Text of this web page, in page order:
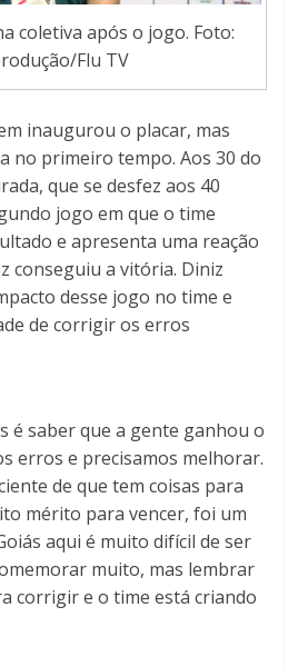
coletiva após o jogo. Foto:
Flu TV
inaugurou o placar, mas
no primeiro tempo. Aos 30 do
que se desfez aos 40
jogo em que o time
e apresenta uma reação
conseguiu a vitória. Diniz
desse jogo no time e
de corrigir os erros
é saber que a gente ganhou o
erros e precisamos melhorar.
de que tem coisas para
mérito para vencer, foi um
aqui é muito difícil de ser
muito, mas lembrar
corrigir e o time está criando